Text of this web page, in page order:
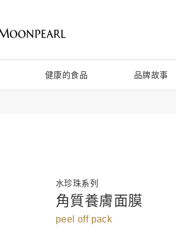
健康的食品 品牌故事
水珍珠系列
角質養膚面膜
peel off pack